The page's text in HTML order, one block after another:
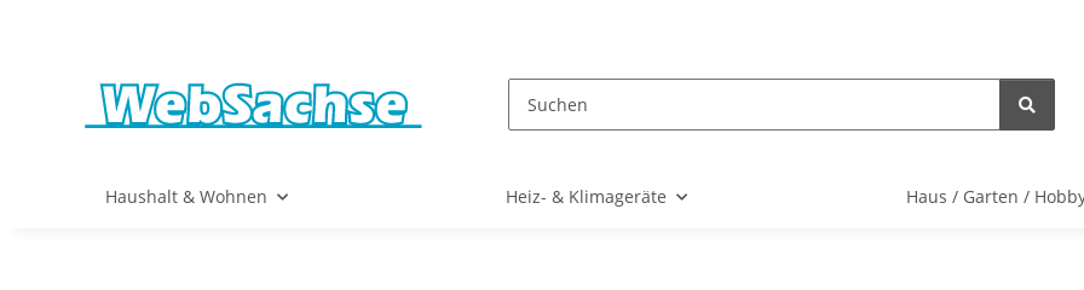
Haushalt & Wohnen Heiz- & Klimageräte Haus / Garten /